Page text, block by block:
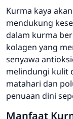
Kurma kaya
mendukung
dalam kurma
kolagen yang
senyawa
melindungi kulit
matahari dan
penuaan dini
Manfaat